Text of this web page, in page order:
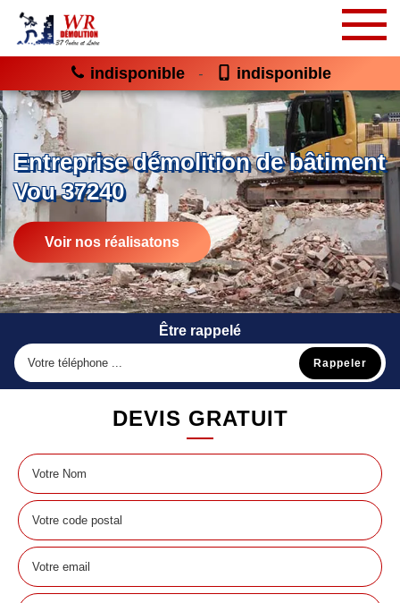
indisponible - indisponible
Entreprise démolition de bâtiment
Vou 37240
Voir nos réalisatons
Être rappelé
DEVIS GRATUIT